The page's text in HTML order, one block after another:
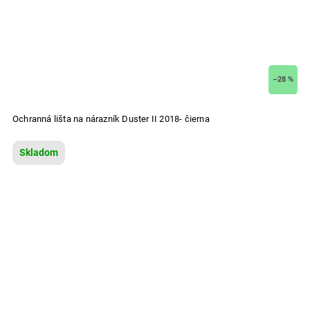
–28 %
Ochranná lišta na nárazník Duster II 2018- čierna
Skladom